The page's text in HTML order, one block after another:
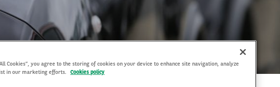
Cookies”, you agree to the storing of cookies on your device to enhance site navigation, analyze
in our marketing efforts.
Cookies policy